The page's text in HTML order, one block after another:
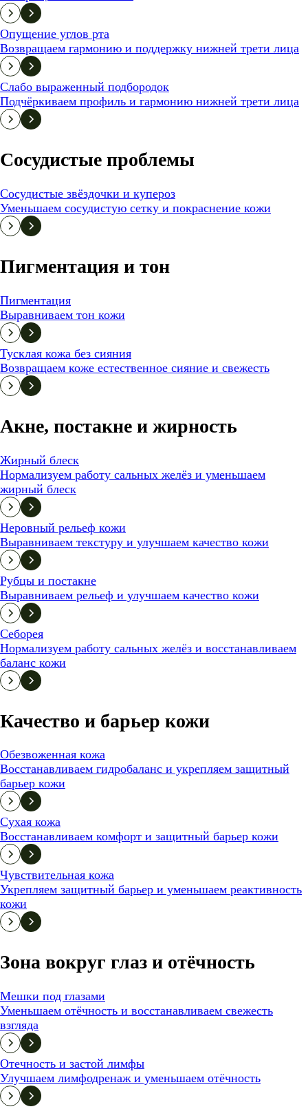
Опущение углов рта
Возвращаем гармонию и поддержку нижней трети лица
Слабо выраженный подбородок
Подчёркиваем профиль и гармонию нижней трети лица
Сосудистые проблемы
Сосудистые звёздочки и купероз
Уменьшаем сосудистую сетку и покраснение кожи
Пигментация и тон
Пигментация
Выравниваем тон кожи
Тусклая кожа без сияния
Возвращаем коже естественное сияние и свежесть
Акне, постакне и жирность
Жирный блеск
Нормализуем работу сальных желёз и уменьшаем
жирный блеск
Неровный рельеф кожи
Выравниваем текстуру и улучшаем качество кожи
Рубцы и постакне
Выравниваем рельеф и улучшаем качество кожи
Себорея
Нормализуем работу сальных желёз и восстанавливаем
баланс кожи
Качество и барьер кожи
Обезвоженная кожа
Восстанавливаем гидробаланс и укрепляем защитный
барьер кожи
Сухая кожа
Восстанавливаем комфорт и защитный барьер кожи
Чувствительная кожа
Укрепляем защитный барьер и уменьшаем реактивность
кожи
Зона вокруг глаз и отёчность
Мешки под глазами
Уменьшаем отёчность и восстанавливаем свежесть
взгляда
Отечность и застой лимфы
Улучшаем лимфодренаж и уменьшаем отёчность